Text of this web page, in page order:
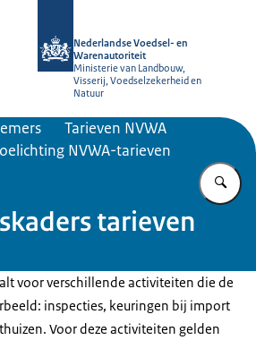
Nederlandse Voedsel- en
Warenautoriteit
Ministerie van Landbouw,
Visserij, Voedselzekerheid en
Natuur
Tarieven NVWA
NVWA-tarieven
tarieven
voor verschillende activiteiten die de
inspecties, keuringen bij import
Voor deze activiteiten gelden